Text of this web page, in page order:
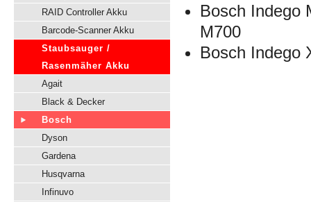
RAID Controller Akku
Barcode-Scanner Akku
Staubsauger /
Rasenmäher Akku
Agait
Black & Decker
Bosch
Dyson
Gardena
Husqvarna
Infinuvo
Bosch Indego
M700
Bosch Indego